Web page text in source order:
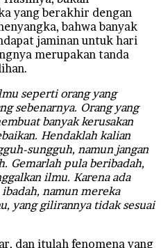
yang berakhir dengan
bahwa banyak
jaminan untuk hari
merupakan tanda
seperti orang yang
sebenarnya. Orang yang
banyak kerusakan
Hendaklah kalian
sungguh, namun jangan
Gemarlah pula beribadah,
ilmu. Karena ada
namun mereka
yang gilirannya tidak sesuai
dan itulah fenomena yang